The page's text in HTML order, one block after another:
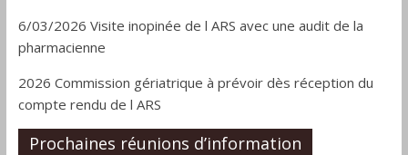
6/03/2026 Visite inopinée de l ARS avec une audit de la
pharmacienne
2026 Commission gériatrique à prévoir dès réception du
compte rendu de l ARS
Prochaines réunions d’information